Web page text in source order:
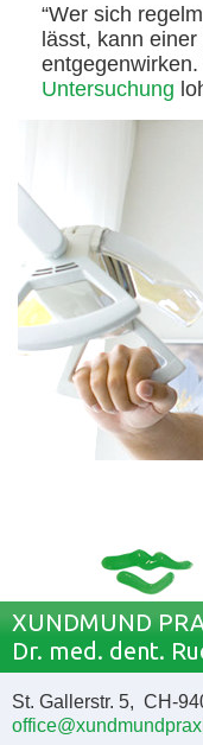
“Wer sich
lässt, kann
entgegenwirken.
Untersuchung
XUNDMUND
Dr. med. dent.
St. Gallerstr. 5, CH-